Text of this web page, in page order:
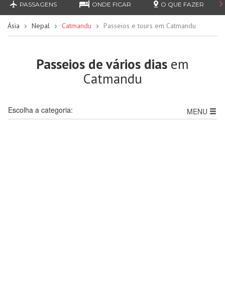
PASSAGENS ONDE FICAR O QUE FAZER
Ásia Nepal Catmandu Passeios e tours em Catmandu
Passeios de vários dias em
Catmandu
MENU
Escolha a categoria: